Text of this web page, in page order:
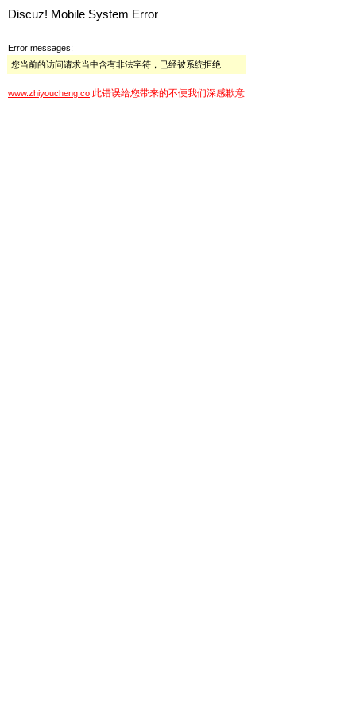
Discuz! Mobile System Error
Error messages:
您当前的访问请求当中含有非法字符，已经被系统拒绝
www.zhiyoucheng.co 此错误给您带来的不便我们深感歉意